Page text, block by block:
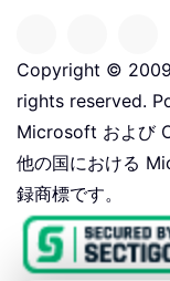
Copyright ©
rights reserved.
Microsoft および
他の国における
録商標です。